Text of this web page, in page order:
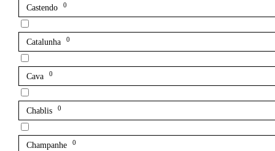
Castendo 0
Catalunha 0
Cava 0
Chablis 0
Champanhe 0